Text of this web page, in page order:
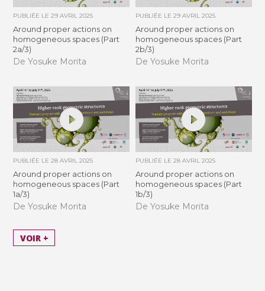
PUBLIÉE LE29 AVRIL 2025
Around proper actions on
homogeneous spaces (Part
2a/3)
De Yosuke Morita
PUBLIÉE LE 29 AVRIL 2025
Around proper actions on
homogeneous spaces (Part
2b/3)
De Yosuke Morita
PUBLIÉE LE28 AVRIL 2025
Around proper actions on
homogeneous spaces (Part
1a/3)
De Yosuke Morita
PUBLIÉE LE 28 AVRIL 2025
Around proper actions on
homogeneous spaces (Part
1b/3)
De Yosuke Morita
VOIR +